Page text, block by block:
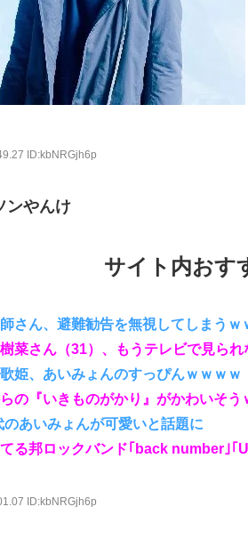
ID:kbNRGjh6p
ンやんけ
サイト内おす
師さん、避難勧告を無視してしまうｗ
樹菜さん（31）、もうテレビで見られ
歌姫、あいみょんのすっぴんｗｗｗｗ
の『いきものがかり』がかわいそう
のあいみょんが可愛いと話題に
る邦ロックバンド｢back number｣｢
ID:kbNRGjh6p